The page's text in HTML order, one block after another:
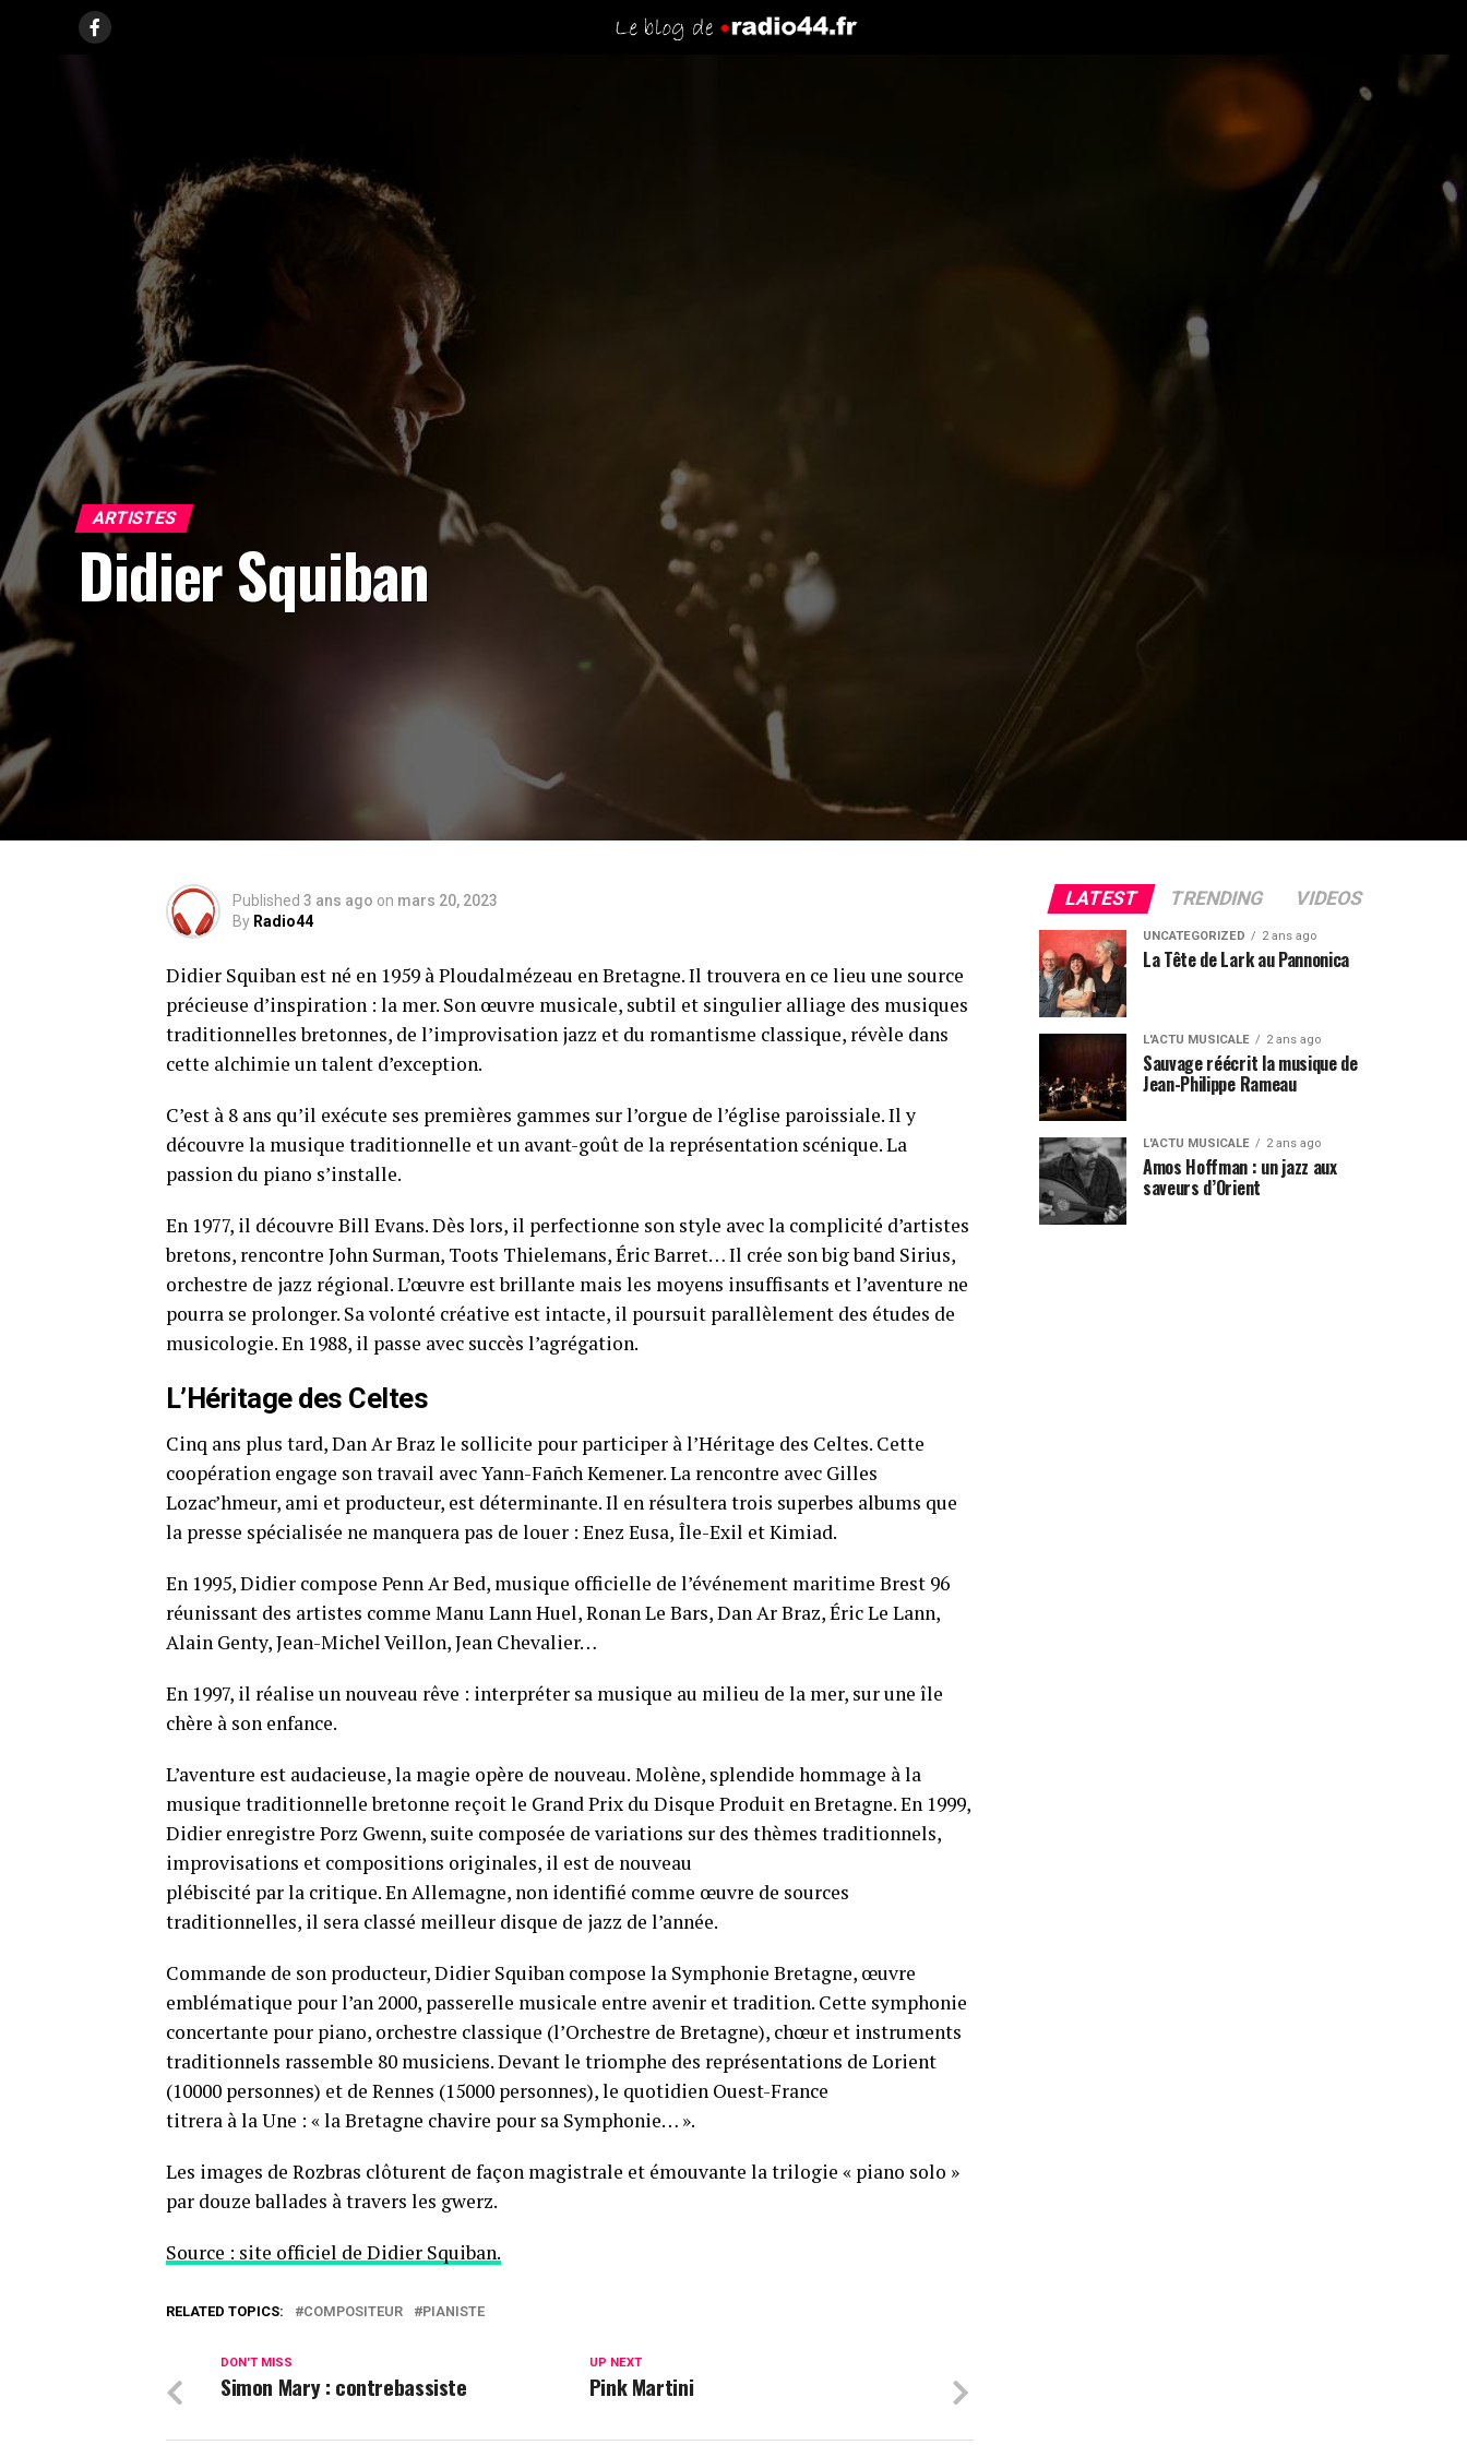
ARTISTES
Didier Squiban
Published 3 ans ago on mars 20, 2023
By Radio44
Didier Squiban est né en 1959 à Ploudalmézeau en Bretagne. Il trouvera en ce lieu une source
précieuse d’inspiration : la mer. Son œuvre musicale, subtil et singulier alliage des musiques
traditionnelles bretonnes, de l’improvisation jazz et du romantisme classique, révèle dans
cette alchimie un talent d’exception.
C’est à 8 ans qu’il exécute ses premières gammes sur l’orgue de l’église paroissiale. Il y
découvre la musique traditionnelle et un avant-goût de la représentation scénique. La
passion du piano s’installe.
En 1977, il découvre Bill Evans. Dès lors, il perfectionne son style avec la complicité d’artistes
bretons, rencontre John Surman, Toots Thielemans, Éric Barret… Il crée son bigband Sirius,
orchestre de jazz régional. L’œuvre est brillante mais les moyens insuffisants etl’aventure ne
pourra se prolonger. Sa volonté créative est intacte, il poursuit parallèlement des études de
musicologie. En 1988, il passe avec succès l’agrégation.
L’Héritage des Celtes
Cinq ans plus tard, Dan Ar Braz le sollicite pour participer à l’Héritage des Celtes. Cette
coopération engage son travail avec Yann-Fañch Kemener. La rencontre avec Gilles
Lozac’hmeur, ami et producteur, est déterminante. Il en résultera trois superbes albums que
la presse spécialisée ne manquera pas de louer : Enez Eusa, Île-Exil etKimiad.
En 1995, Didier compose Penn Ar Bed, musique officielle de l’événement maritime Brest 96
réunissant des artistes comme Manu Lann Huel, Ronan Le Bars, Dan Ar Braz, Éric Le Lann,
Alain Genty, Jean-Michel Veillon, Jean Chevalier…
En 1997, il réalise un nouveau rêve : interpréter sa musique au milieu de la mer, sur une île
chère à son enfance.
L’aventure est audacieuse, la magie opère de nouveau. Molène, splendide hommage à la
musique traditionnelle bretonne reçoit le Grand Prix du Disque Produit en Bretagne. En 1999,
Didier enregistre Porz Gwenn, suite composée de variations sur des thèmes traditionnels,
improvisations et compositions originales, il est de nouveau
plébiscité par la critique. En Allemagne, non identifié comme œuvre de sources
traditionnelles, il sera classé meilleur disque de jazz de l’année.
Commande de son producteur, Didier Squiban compose la Symphonie Bretagne, œuvre
emblématique pour l’an 2000, passerelle musicale entre avenir et tradition. Cette symphonie
concertante pour piano, orchestre classique (l’Orchestre de Bretagne), chœur et instruments
traditionnels rassemble 80 musiciens. Devant le triomphe des représentations de Lorient
(10000 personnes) et de Rennes (15000 personnes), le quotidien Ouest-France
titrera à la Une : « la Bretagne chavire pour sa Symphonie… ».
Les images de Rozbras clôturent de façon magistrale et émouvante la trilogie « piano solo »
par douze ballades à travers les gwerz.
Source : site officiel de Didier Squiban.
RELATED TOPICS: COMPOSITEUR PIANISTE
UP NEXT
Pink Martini
DON'T MISS
Simon Mary : contrebassiste
LATEST TRENDING VIDEOS
UNCATEGORIZED 2 ans ago
La Tête de Lark au Pannonica
L'ACTU MUSICALE 2 ans ago
Sauvage réécrit la musique de
Jean-Philippe Rameau
L'ACTU MUSICALE 2 ans ago
Amos Hoffman : un jazz aux
saveurs d’Orient